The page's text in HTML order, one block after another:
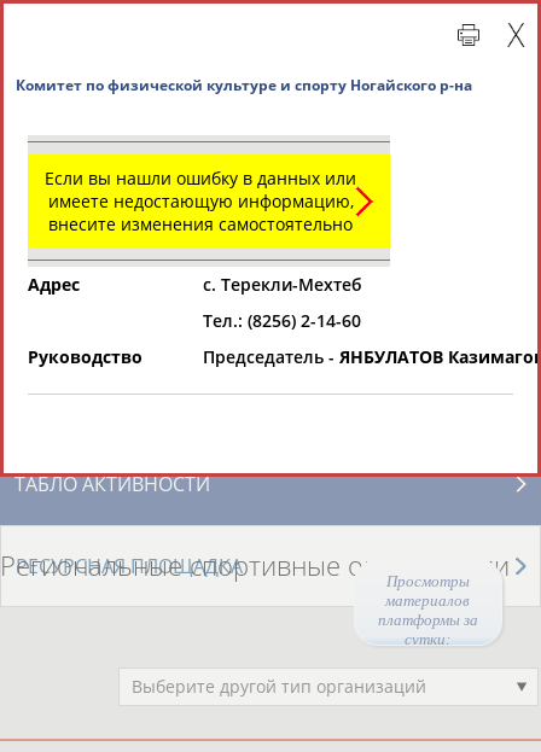
Просмотры
материалов
платформы за
сутки:
Региональные спортивные организации
СВОДНЫЕ ИНДЕКСЫ
ТАБЛО АКТИВНОСТИ
РЕСУРСНАЯ ПЛОЩАДКА
Региональные спортивные организации
Выберите другой тип организаций
Если вы нашли ошибку в данных или
имеете недостающую информацию,
внесите изменения самостоятельно
Адрес
с. Терекли-Мехтеб
Тел.: (8256) 2-14-60
Руководство
Председатель - ЯНБУЛАТОВ